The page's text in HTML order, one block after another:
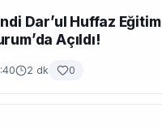
Dar’ul Huffaz Eğitim
Açıldı!
2 dk 0